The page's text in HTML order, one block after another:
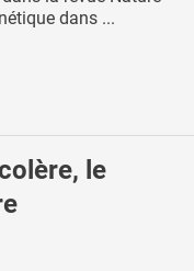
dans ...
le